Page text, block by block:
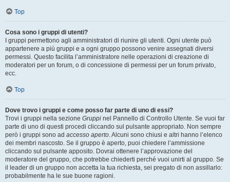
Top
Cosa sono i gruppi di utenti?
I gruppi permettono agli amministratori di riunire gli utenti. Ogni utente può
appartenere a più gruppi e a ogni gruppo possono venire assegnati diversi
permessi. Questo facilita l’amministratore nelle operazioni di creazione di
moderatori per un forum, o di concessione di permessi per un forum privato,
ecc.
Top
Dove trovo i gruppi e come posso far parte di uno di essi?
Trovi i gruppi nella sezione Gruppi nel Pannello di Controllo Utente. Se vuoi far
parte di uno di questi procedi cliccando sul pulsante appropriato. Non sempre
però i gruppi sono ad accesso aperto. Alcuni sono chiusi e altri hanno l’elenco
dei membri nascosto. Se il gruppo è aperto, puoi chiedere l’ammissione
cliccando sul pulsante apposito. Dovrai ottenere l’approvazione del
moderatore del gruppo, che potrebbe chiederti perché vuoi unirti al gruppo. Se
il leader di un gruppo non accetta la tua richiesta, sei pregato di non assillarlo:
probabilmente ha le sue buone ragioni.